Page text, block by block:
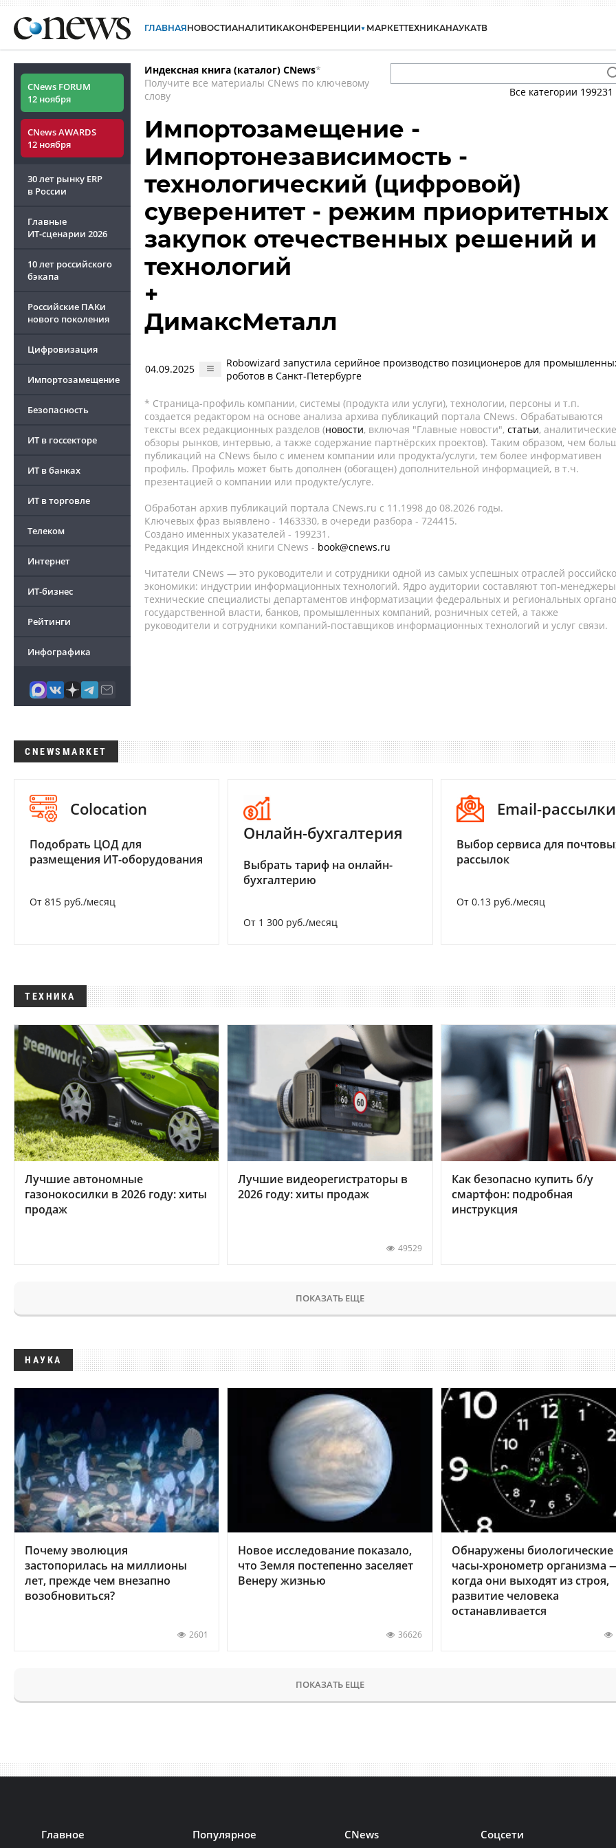
ГЛАВНАЯНОВОСТИАНАЛИТИКАКОНФЕРЕНЦИИ МАРКЕТТЕХНИКАНАУКАТВ
CNews FORUM
12 ноября
CNews AWARDS
12 ноября
30 лет рынку ERP
в России
Главные
ИТ-сценарии 2026
10 лет российского
бэкапа
Российские ПАКи
нового поколения
Цифровизация
Импортозамещение
Безопасность
ИТ в госсекторе
ИТ в банках
ИТ в торговле
Телеком
Интернет
ИТ-бизнес
Рейтинги
Инфографика
Индексная книга (каталог) CNews*
Получите все материалы CNews по ключевому
слову
Все категории 199231
Импортозамещение -
Импортонезависимость -
технологический (цифровой)
суверенитет - режим приоритетных
закупок отечественных решений и
технологий
+
ДимаксМеталл
04.09.2025
Robowizard запустила серийное производство позиционеров для
роботов в Санкт-Петербурге
* Страница-профиль компании, системы (продукта или услуги), технологии, персоны и т.п.
создается редактором на основе анализа архива публикаций портала CNews. Обрабатываются
тексты всех редакционных разделов (новости, включая "Главные новости", статьи, аналитические
обзоры рынков, интервью, а также содержание партнёрских проектов). Таким образом, чем
публикаций на CNews было с именем компании или продукта/услуги, тем более информативен
профиль. Профиль может быть дополнен (обогащен) дополнительной информацией, в т.ч.
презентацией о компании или продукте/услуге.
Обработан архив публикаций портала CNews.ru c 11.1998 до 08.2026 годы.
Ключевых фраз выявлено - 1463330, в очереди разбора - 724415.
Создано именных указателей - 199231.
Редакция Индексной книги CNews - book@cnews.ru
Читатели CNews — это руководители и сотрудники одной из самых успешных отраслей
экономики: индустрии информационных технологий. Ядро аудитории составляют топ-
технические специалисты департаментов информатизации федеральных и региональных
государственной власти, банков, промышленных компаний, розничных сетей, а также
руководители и сотрудники компаний-поставщиков информационных технологий и услуг связи.
CNEWSMARKET
Colocation
Подобрать ЦОД для
размещения ИТ-оборудования
От 815 руб./месяц
Онлайн-бухгалтерия
Выбрать тариф на онлайн-
бухгалтерию
От 1 300 руб./месяц
Email-рассылки
Выбор сервиса для
рассылок
От 0.13 руб./месяц
ТЕХНИКА
Лучшие автономные
газонокосилки в 2026 году: хиты
продаж
Лучшие видеорегистраторы в
2026 году: хиты продаж
49529
Как безопасно купить б/у
смартфон: подробная
инструкция
ПОКАЗАТЬ ЕЩЕ
НАУКА
Почему эволюция
застопорилась на миллионы
лет, прежде чем внезапно
возобновиться?
2601
Новое исследование показало,
что Земля постепенно заселяет
Венеру жизнью
36626
Обнаружены биологические
часы-хронометр организма
когда они выходят из строя,
развитие человека
останавливается
ПОКАЗАТЬ ЕЩЕ
Главное Популярное CNews Соцсети